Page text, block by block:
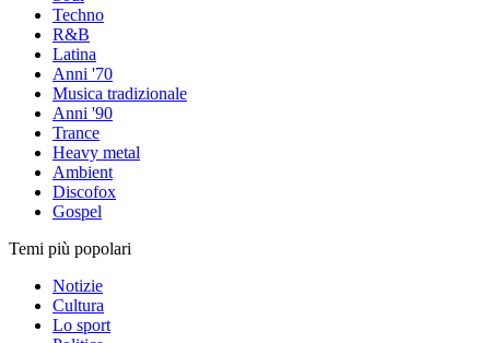
Techno
R&B
Latina
Anni '70
Musica tradizionale
Anni '90
Trance
Heavy metal
Ambient
Discofox
Gospel
Temi più popolari
Notizie
Cultura
Lo sport